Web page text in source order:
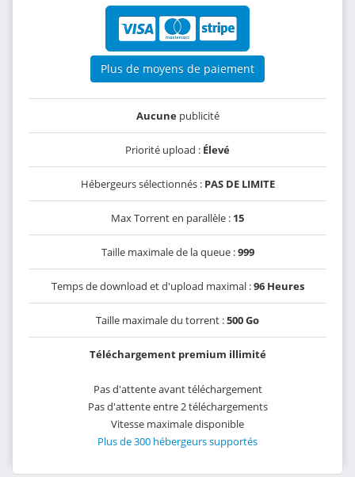
Plus de moyens de paiement
Aucunepublicité
Priorité upload : Élevé
Hébergeurs sélectionnés : PAS DE LIMITE
Max Torrent en parallèle : 15
Taille maximale de la queue :999
Temps de download et d'upload maximal :96 Heures
Taille maximale du torrent :500 Go
Téléchargement premium illimité
Pas d'attente avant téléchargement
Pas d'attente entre 2 téléchargements
Vitesse maximale disponible
Plus de 300 hébergeurs supportés